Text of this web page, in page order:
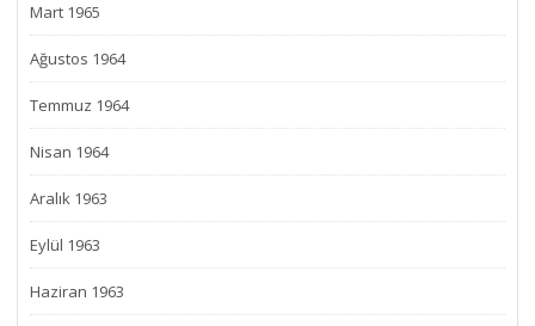
Mart 1965
Ağustos 1964
Temmuz 1964
Nisan 1964
Aralık 1963
Eylül 1963
Haziran 1963